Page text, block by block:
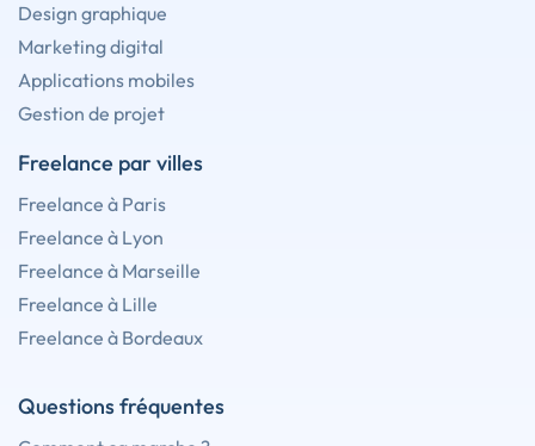
Design graphique
Marketing digital
Applications mobiles
Gestion de projet
Freelance par villes
Freelance à Paris
Freelance à Lyon
Freelance à Marseille
Freelance à Lille
Freelance à Bordeaux
Questions fréquentes